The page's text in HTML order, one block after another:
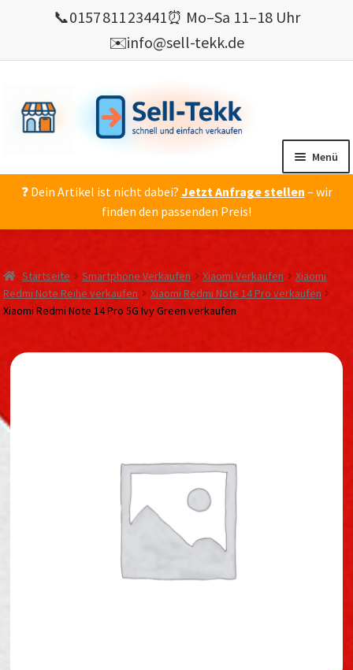
📞0157 811 23441⏰ Mo–Sa 11–18 Uhr
✉️info@sell-tekk.de
springen
springen
Menü
Mein Konto
Gebrauchte Elektronik verkaufen
💰 Bonusprogramm
❓ Dein Artikel ist nicht dabei? Jetzt Anfrage stellen – wir
finden den passenden Preis!
Startseite Smartphone Verkaufen Xiaomi Verkaufen
Xiaomi
Redmi Note Reihe verkaufen
Xiaomi Redmi Note 14 Pro verkaufen
Xiaomi Redmi Note 14 Pro 5G Ivy Green verkaufen